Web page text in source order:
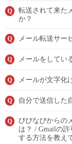
Q
転送されて来た
か？
Q メール転送サー
Q メールをしてい
Q メールが文字化
Q 自分で送信した
Q
びびなびからの
は？ / Gmailの
する方法を教え